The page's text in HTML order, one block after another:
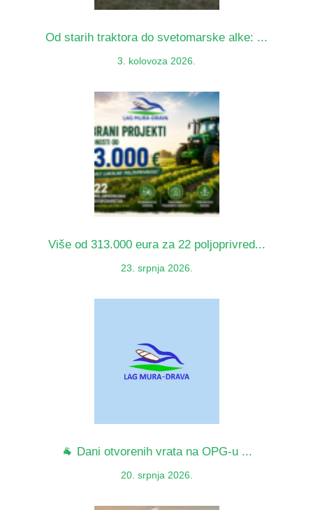
Od starih traktora do svetomarske alke: ...
3. kolovoza 2026.
Više od 313.000 eura za 22 poljoprivred...
23. srpnja 2026.
🐐 Dani otvorenih vrata na OPG-u ...
20. srpnja 2026.